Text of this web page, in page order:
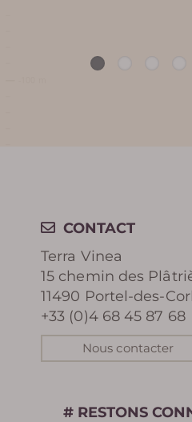
DISTINCTIONS
CONTACT
Terra Vinea
15 chemin des
11490 Portel-des-
+33 (0)4 68 45 87 68
Nous contacter
# RESTONS